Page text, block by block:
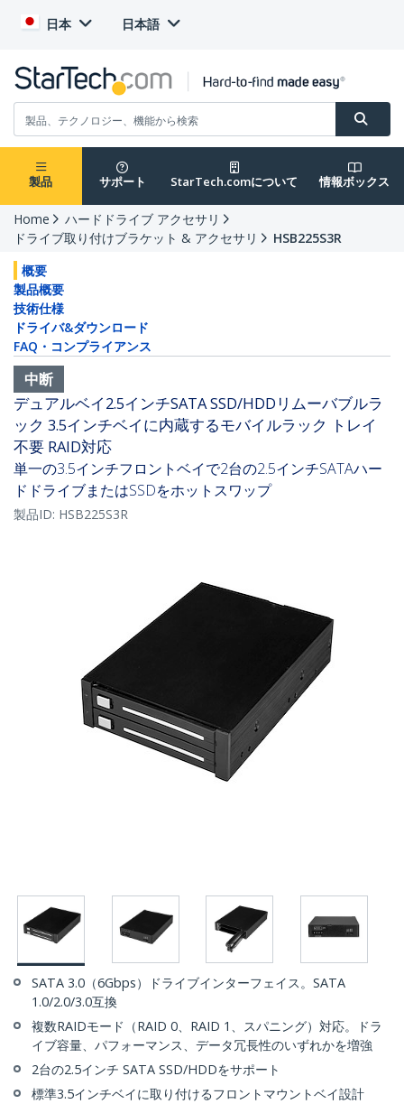
日本 日本語
製品 サポート StarTech.comについて 情報ボックス
Home
ハードドライブ アクセサリ
ドライブ取り付けブラケット & アクセサリ
HSB225S3R
概要
製品概要
技術仕様
ドライバ&ダウンロード
FAQ・コンプライアンス
中断
デュアルベイ2.5インチSATA SSD/HDDリムーバブルラ
ック 3.5インチベイに内蔵するモバイルラック トレイ
不要 RAID対応
単一の3.5インチフロントベイで2台の2.5インチSATAハー
ドドライブまたはSSDをホットスワップ
製品ID: HSB225S3R
SATA 3.0（6Gbps）ドライブインターフェイス。SATA
1.0/2.0/3.0互換
複数RAIDモード（RAID 0、RAID 1、スパニング）対応。ドラ
イブ容量、パフォーマンス、データ冗長性のいずれかを増強
2台の2.5インチ SATA SSD/HDDをサポート
標準3.5インチベイに取り付けるフロントマウントベイ設計